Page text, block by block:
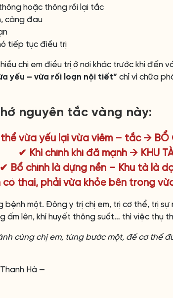
hoặc thông rồi lại tắc
càng đau
tiếp tục điều trị
chị em điều trị ở nơi khác trước khi đến
yếu – vừa rối loạn nội tiết” chỉ vì chữa
nguyên tắc vàng này:
vừa yếu lại vừa viêm – tắc → BỔ
✔ Khi chính khí đã mạnh → KHU
✔ Bổ chính là dựng nền – Khu tà là
có thai, phải vừa khỏe bên trong
bệnh một. Đông y trị chị em, trị cơ thể, trị
ấm lên, khí huyết thông suốt… thì việc thụ
cùng chị em, từng bước một, để cơ thể
Hà —